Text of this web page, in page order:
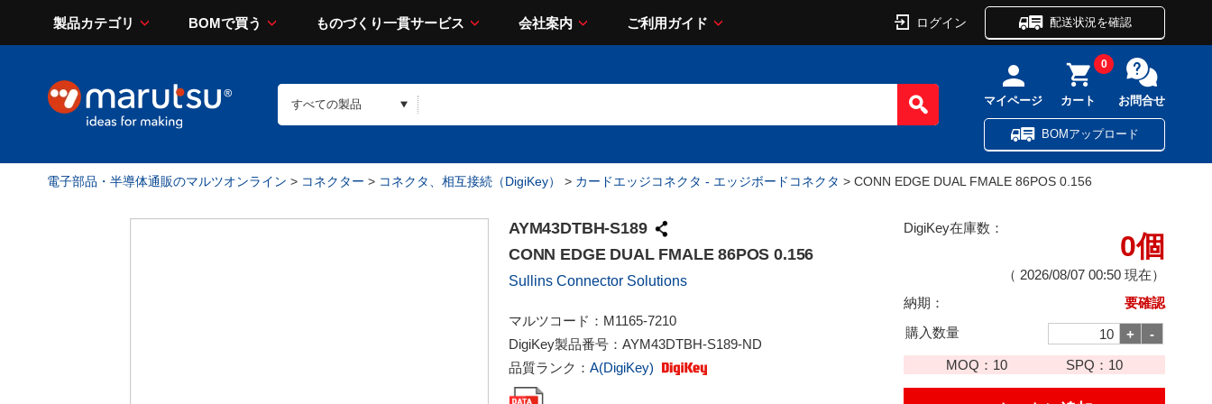
製品カテゴリ BOMで買う ものづくり一貫サービス 会社案内 ご利用ガイド ログイン 配送状況を確認
マイページ カート
0
お問合せ
BOMアップロード
電子部品・半導体通販のマルツオンライン > コネクター > コネクタ、相互接続（DigiKey） > カードエッジコネクタ - エッジボードコネクタ > CONN EDGE DUAL FMALE 86POS 0.156
AYM43DTBH-S189
CONN EDGE DUAL FMALE 86POS 0.156
Sullins Connector Solutions
マルツコード： M1165-7210
DigiKey製品番号： AYM43DTBH-S189-ND
品質ランク： A(DigiKey)
DigiKey在庫数：
0個
（ 2026/08/07 00:50 現在）
納期：
要確認
購入数量
MOQ： 10 SPQ： 10